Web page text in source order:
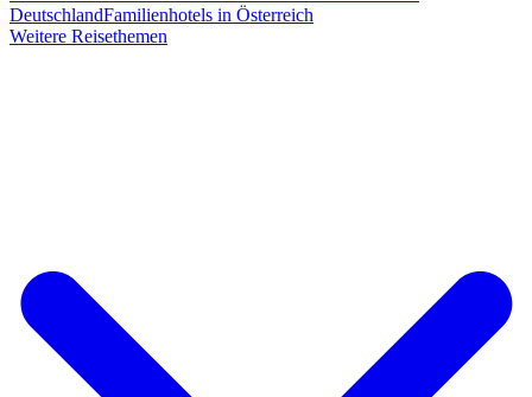
DeutschlandFamilienhotels in Österreich
Weitere Reisethemen